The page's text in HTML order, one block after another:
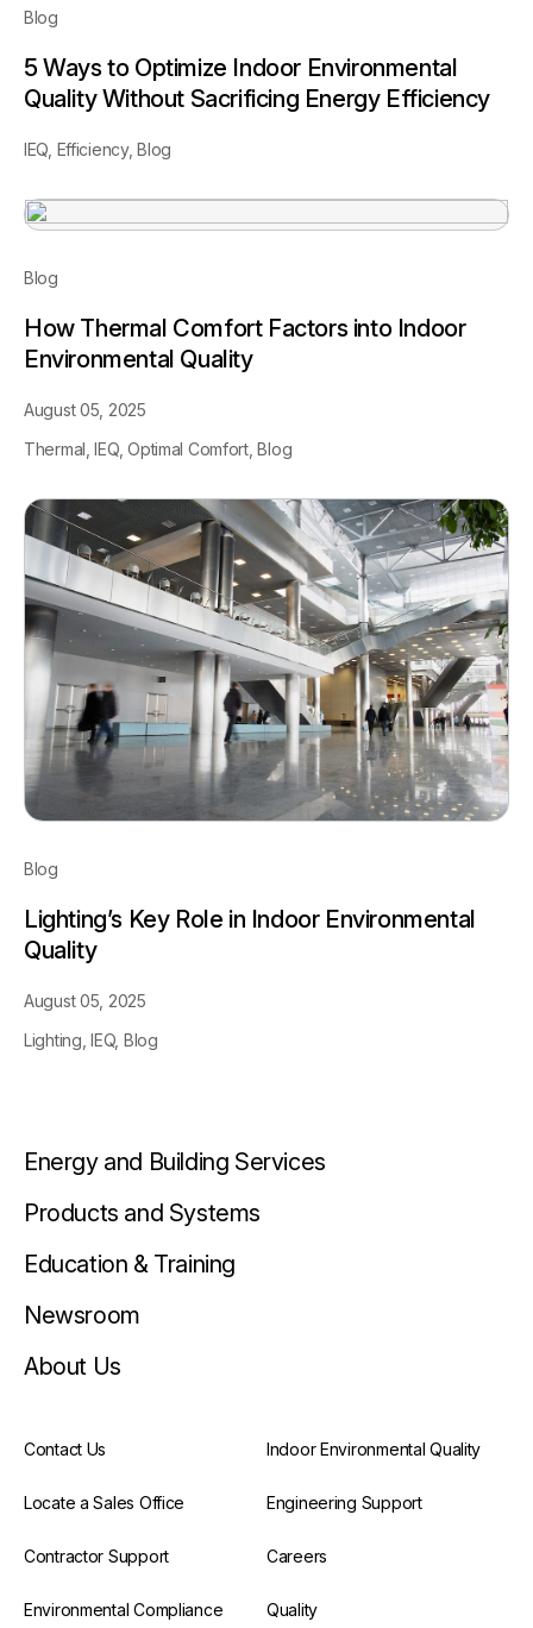
Blog
5 Ways to Optimize Indoor Environmental
Quality Without Sacrificing Energy Efficiency
IEQ, Efficiency, Blog
Blog
How Thermal Comfort Factors into Indoor
Environmental Quality
August 05, 2025
Thermal, IEQ,Optimal Comfort, Blog
Blog
Lighting’s Key Role in Indoor Environmental
Quality
August 05, 2025
Lighting,IEQ, Blog
Energy and Building Services
Products and Systems
Education & Training
Newsroom
About Us
Contact Us Indoor Environmental Quality
Locate a Sales Office Engineering Support
Contractor Support Careers
Environmental Compliance Quality